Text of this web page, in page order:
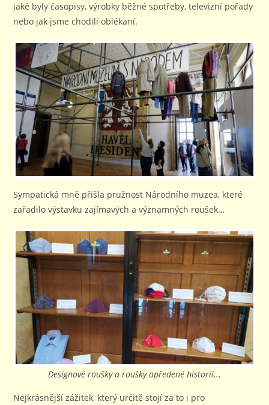
jaké byly časopisy, výrobky běžné spotřeby, televizní pořady
nebo jak jsme chodili oblékaní.
Sympatická mně přišla pružnost Národního muzea, které
zařadilo výstavku zajímavých a významných roušek…
Designové roušky a roušky opředené historií...
Nejkrásnější zážitek, který určitě stojí za to i pro